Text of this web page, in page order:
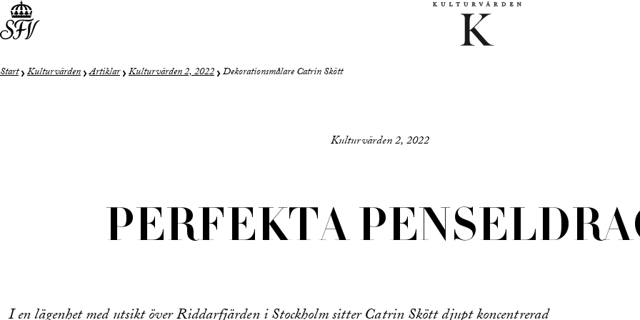
Start Kulturvärden Artiklar Kulturvärden 2, 2022 Dekorationsmålare Catrin Skött
Kulturvärden 2, 2022
PERFEKTA